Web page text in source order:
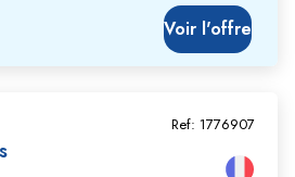
Voir l'offre
Ref: 1776907